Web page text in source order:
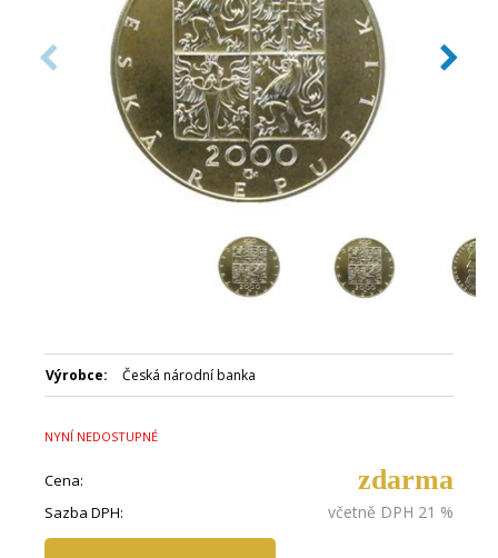
Nominální hodnota: 200 Kč
Emitent: Česká národní banka
Výrobce: Česká národní banka
NYNÍ NEDOSTUPNÉ
Cena: zdarma
Sazba DPH: včetně DPH 21 %